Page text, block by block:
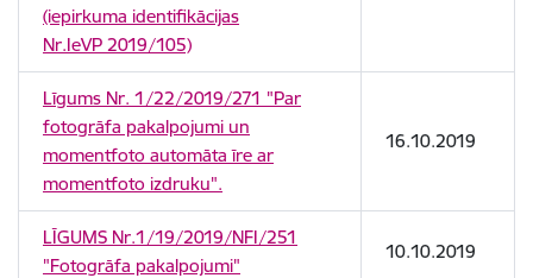
(iepirkuma identifikācijas
Nr.IeVP 2019/105)
Līgums Nr. 1/22/2019/271 "Par
fotogrāfa pakalpojumi un
momentfoto automāta īre ar
momentfoto izdruku".
16.10.2019
LĪGUMS Nr.1/19/2019/NFI/251
"Fotogrāfa pakalpojumi"
10.10.2019